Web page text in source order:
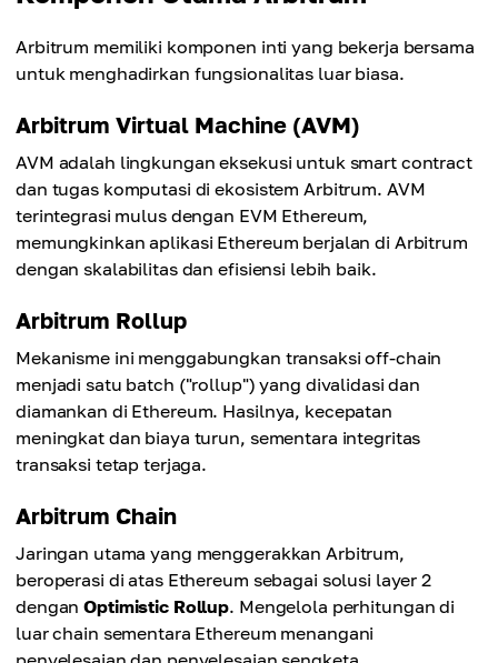
Arbitrum memiliki komponen inti yang bekerja bersama
untuk menghadirkan fungsionalitas luar biasa.
Arbitrum Virtual Machine (AVM)
AVM adalah lingkungan eksekusi untuk smart contract
dan tugas komputasi di ekosistem Arbitrum. AVM
terintegrasi mulus dengan EVM Ethereum,
memungkinkan aplikasi Ethereum berjalan di Arbitrum
dengan skalabilitas dan efisiensi lebih baik.
Arbitrum Rollup
Mekanisme ini menggabungkan transaksi off-chain
menjadi satu batch ("rollup") yang divalidasi dan
diamankan di Ethereum. Hasilnya, kecepatan
meningkat dan biaya turun, sementara integritas
transaksi tetap terjaga.
Arbitrum Chain
Jaringan utama yang menggerakkan Arbitrum,
beroperasi di atas Ethereum sebagai solusi layer 2
denganOptimistic Rollup. Mengelola perhitungan di
luar chain sementara Ethereum menangani